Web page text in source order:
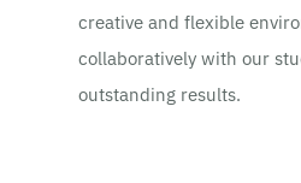
creative and flexible
collaboratively with our
outstanding results.